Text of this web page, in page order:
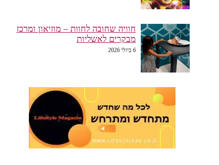
חוויה שחובה לחוות – מוזיאון ומרכז
מבקרים לאשליות
6 ביולי 2026